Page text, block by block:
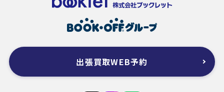
出張買取WEB予約